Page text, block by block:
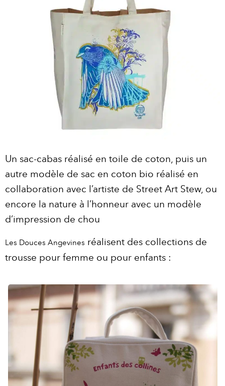
Un sac-cabas réalisé en toile de coton, puis un
autre modèle de sac en coton bio réalisé en
collaboration avec l’artiste de Street Art Stew, ou
encore la nature à l’honneur avec un modèle
d’impression de chou
Les Douces Angevines réalisent des collections de
trousse pour femme ou pour enfants :